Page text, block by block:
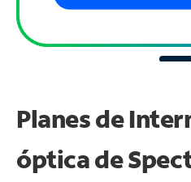
Planes de
óptica de